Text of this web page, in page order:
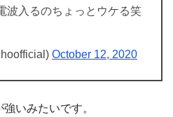
波入るのちょっとウケる笑
October 12, 2020
いみたいです。